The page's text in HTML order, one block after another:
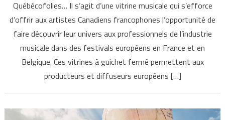
Québécofolies… Il s’agit d’une vitrine musicale qui s’efforce
d’offrir aux artistes Canadiens francophones l’opportunité de
faire découvrir leur univers aux professionnels de l’industrie
musicale dans des festivals européens en France et en
Belgique. Ces vitrines à guichet fermé permettent aux
producteurs et diffuseurs européens […]